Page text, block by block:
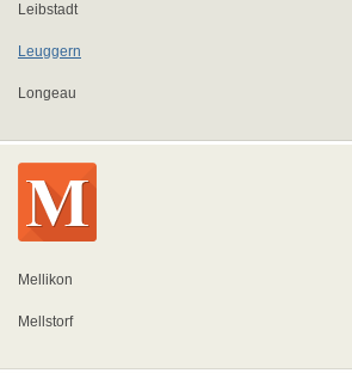
Leibstadt
Leuggern
Longeau
Mellikon
Mellstorf